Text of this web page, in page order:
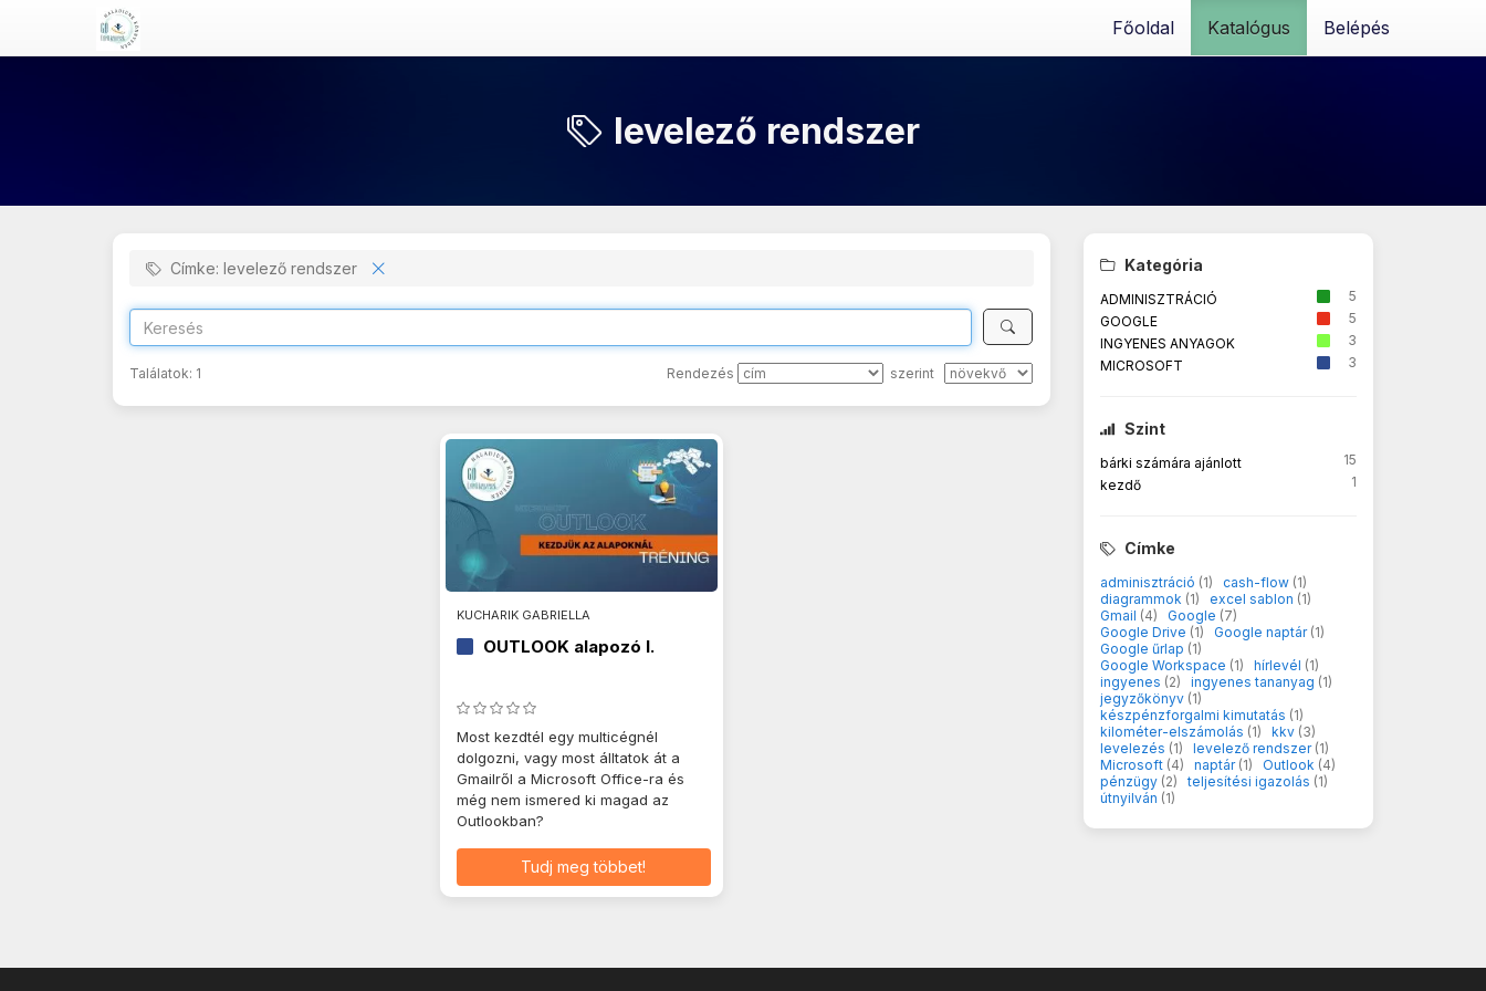
Főoldal Katalógus Belépés
levelező rendszer
Kategória
ADMINISZTRÁCIÓ
5
GOOGLE
5
INGYENES ANYAGOK
3
MICROSOFT
3
Szint
bárki számára ajánlott
15
kezdő
1
Címke
adminisztráció (1) cash-flow (1)
diagrammok (1) excel sablon (1)
Gmail (4) Google (7)
Google Drive (1) Google naptár (1)
Google űrlap (1)
Google Workspace (1) hírlevél (1)
ingyenes (2) ingyenes tananyag (1)
jegyzőkönyv (1)
készpénzforgalmi kimutatás (1)
kilométer-elszámolás (1) kkv (3)
levelezés (1) levelező rendszer (1)
Microsoft (4) naptár (1) Outlook (4)
pénzügy (2) teljesítési igazolás (1)
útnyilván (1)
Címke: levelező rendszer
Találatok: 1 Rendezés szerint
KUCHARIK GABRIELLA
OUTLOOK alapozó I.
Most kezdtél egy multicégnél
dolgozni, vagy most álltatok át a
Gmailről a Microsoft Office-ra és
még nem ismered ki magad az
Outlookban?
Tudj meg többet!